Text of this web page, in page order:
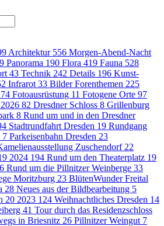
Architektur 556 Morgen-Abend-Nacht
Panorama 190 Flora 419 Fauna 528
43 Technik 242 Details 196 Kunst-
Infrarot 33 Bilder Forenthemen 225
74 Fotoausrüstung 11 Fotogene Orte 97
2026 82 Dresdner Schloss 8 Grillenburg
8 Rund um und in den Dresdner
Stadtrundfahrt Dresden 19 Rundgang
7 Parkeisenbahn Dresden 23
Zuschendorf 22
2024 194 Rund um den Theaterplatz 19
Rund um die Pillnitzer Weinberge 33
Moritzburg 23 BlütenWunder Freital
28 Neues aus der Bildbearbeitung 5
20 2023 124 Weihnachtliches Dresden 14
41 Tour durch das Residenzschloss
in Briesnitz 26 Pillnitzer Weingut 7